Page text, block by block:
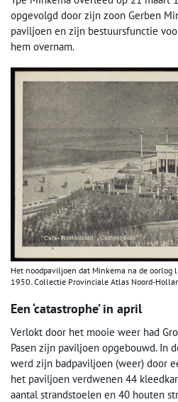
opgevolgd door zijn zoon Gerben
paviljoen en zijn bestuursfunctie
hem overnam.
Het noodpaviljoen dat Minkema na de oorlog
1950. Collectie Provinciale Atlas Noord-
Een ‘catastrophe’ in april
Verlokt door het mooie weer had
Pasen zijn paviljoen opgebouwd. In
werd zijn badpaviljoen (weer) door
het paviljoen verdwenen 44
aantal strandstoelen en 40 houten